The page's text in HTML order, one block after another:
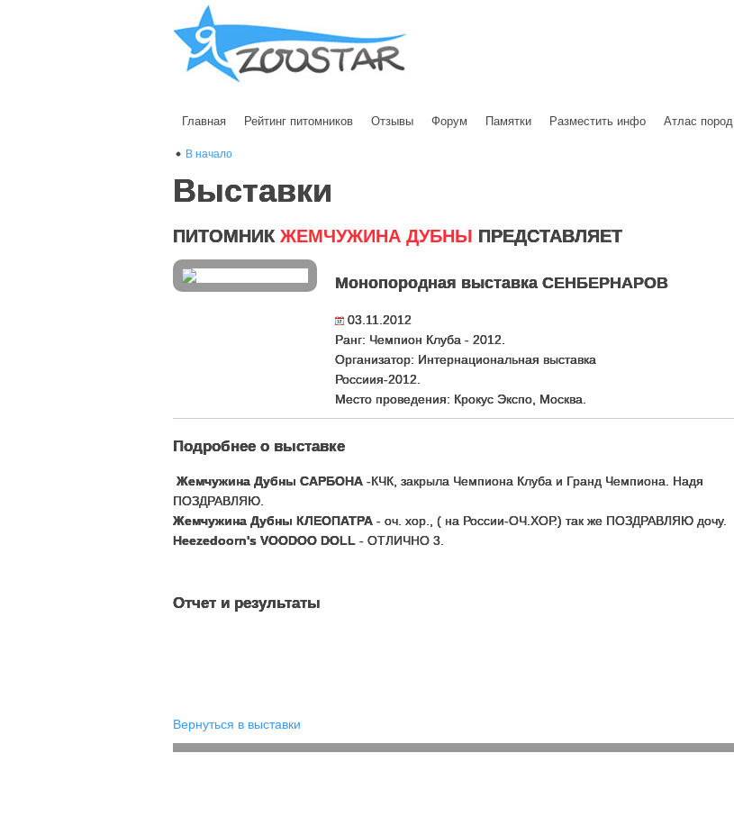
Главная Рейтинг питомников Отзывы Форум Памятки Разместить инфо Атлас пород
В начало
Выставки
ПИТОМНИК ЖЕМЧУЖИНА ДУБНЫ ПРЕДСТАВЛЯЕТ
Монопородная выставка СЕНБЕРНАРОВ
03.11.2012
Ранг: Чемпион Клуба - 2012.
Организатор: Интернациональная выставка
Россиия-2012.
Место проведения: Крокус Экспо, Москва.
Подробнее о выставке
Жемчужина Дубны САРБОНА -КЧК, закрыла Чемпиона Клуба и Гранд Чемпиона. Надя
ПОЗДРАВЛЯЮ.
Жемчужина Дубны КЛЕОПАТРА - оч. хор., ( на России-ОЧ.ХОР.) так же ПОЗДРАВЛЯЮ дочу.
Heezedoorn's VOODOO DOLL - ОТЛИЧНО 3.
Отчет и результаты
Вернуться в выставки